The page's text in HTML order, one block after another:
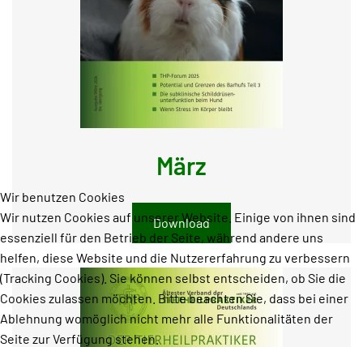
März
Download
Wir benutzen Cookies
Wir nutzen Cookies auf unserer Website. Einige von ihnen sind
essenziell für den Betrieb der Seite, während andere uns
helfen, diese Website und die Nutzererfahrung zu verbessern
(Tracking Cookies). Sie können selbst entscheiden, ob Sie die
Cookies zulassen möchten. Bitte beachten Sie, dass bei einer
Ablehnung womöglich nicht mehr alle Funktionalitäten der
Seite zur Verfügung stehen.